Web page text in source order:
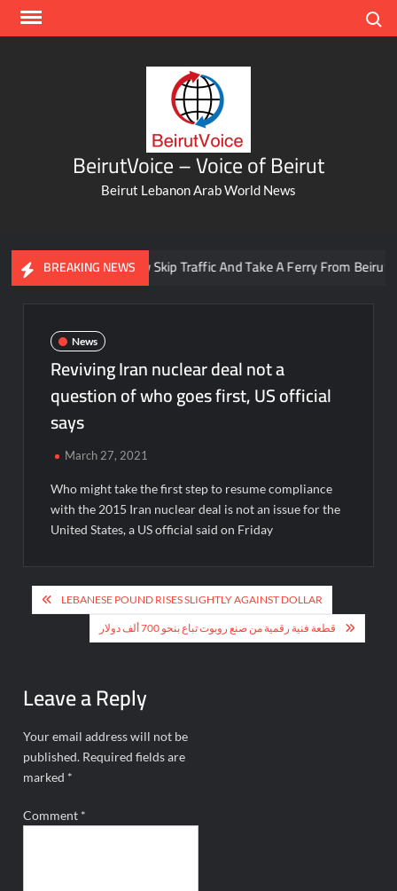
Skip
BeirutVoice – Voice of Beirut
Beirut Lebanon Arab World News
BREAKING NEWS
You Can Now Skip Traffic And Take A Ferry From Beirut To
News
Reviving Iran nuclear deal not a
question of who goes first, US official
says
March 27, 2021
Who might take the first step to resume compliance
with the 2015 Iran nuclear deal is not an issue for the
United States, a US official said on Friday
Post
navigation
LEBANESE POUND RISES SLIGHTLY AGAINST DOLLAR
قطعة فنية رقمية من صنع روبوت تباع بنحو 700 ألف دولار
Leave a Reply
Your email address will not be
published. Required fields are
marked *
Comment *